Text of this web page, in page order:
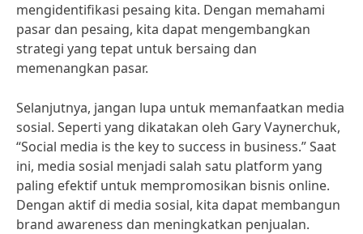
mengidentifikasi pesaing kita. Dengan memahami
pasar dan pesaing, kita dapat mengembangkan
strategi yang tepat untuk bersaing dan
memenangkan pasar.
Selanjutnya, jangan lupa untuk memanfaatkan media
sosial. Seperti yang dikatakan oleh Gary Vaynerchuk,
“Social media is the key to success in business.” Saat
ini, media sosial menjadi salah satu platform yang
paling efektif untuk mempromosikan bisnis online.
Dengan aktif di media sosial, kita dapat membangun
brand awareness dan meningkatkan penjualan.